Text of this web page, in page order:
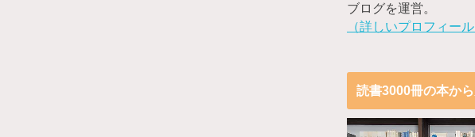
ブログを運営。
（詳しいプロフィー
読書3000冊の本か